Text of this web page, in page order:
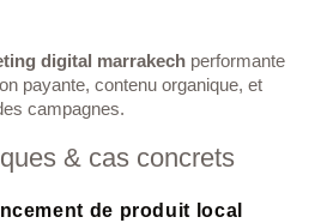
digital marrakech performante
payante, contenu organique, et
campagnes.
& cas concrets
de produit local